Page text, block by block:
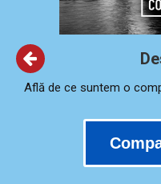
Află de ce suntem o